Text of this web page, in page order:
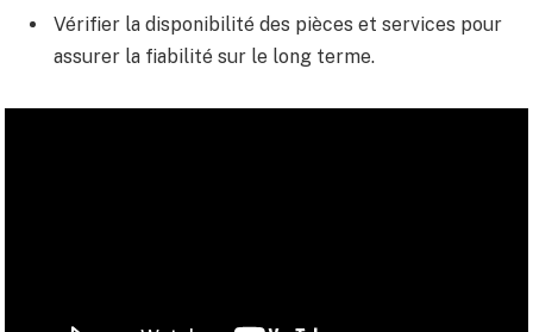
Vérifier la disponibilité des pièces et services pour
assurer la fiabilité sur le long terme.